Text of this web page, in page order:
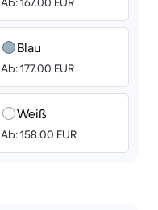
Blau
Ab: 177.00 EUR
Weiß
Ab: 158.00 EUR